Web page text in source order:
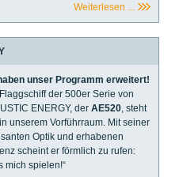
Weiterlesen ...
unser Programm erweitert!
der 500er Serie von
ENERGY, der AE520 , steht
unserem Vorführraum. Mit seiner
Optik und erhabenen
scheint er förmlich zu rufen:
mich spielen!“